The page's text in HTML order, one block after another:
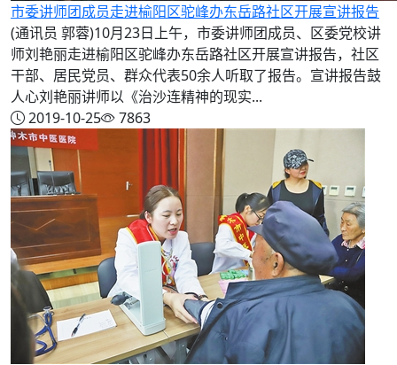
市委讲师团成员走进榆阳区驼峰办东岳路社区开展宣讲报告
(通讯员 郭蓉)10月23日上午，市委讲师团成员、区委党校讲
师刘艳丽走进榆阳区驼峰办东岳路社区开展宣讲报告，社区
干部、居民党员、群众代表50余人听取了报告。宣讲报告鼓
人心刘艳丽讲师以《治沙连精神的现实...
2019-10-25
7863